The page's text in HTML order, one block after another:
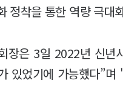
정착을 통한 역량 극대
장은 3일 2022년 신
있었기에 가능했다”